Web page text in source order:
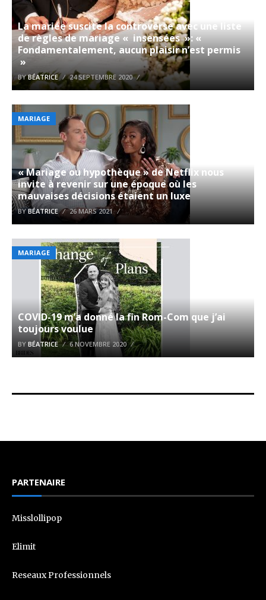
La mariée suscite la controverse avec une liste
de règles de mariage « insensées »: «
Fondamentalement, aucun plaisir n’est permis
»
BYBÉATRICE 24 SEPTEMBRE 2020
MARIAGE
« Mariage ou hypothèque » de Netflix nous
invite à revenir sur une époque où les
mauvaises décisions étaient un luxe
BYBÉATRICE 26 MARS 2021
MARIAGE
COVID-19 m’a donné la fin Rom-Com que j’ai
toujours voulue
BY BÉATRICE 6 NOVEMBRE 2020
PARTENAIRE
Misslollipop
Elimit
Reseaux Professionnels